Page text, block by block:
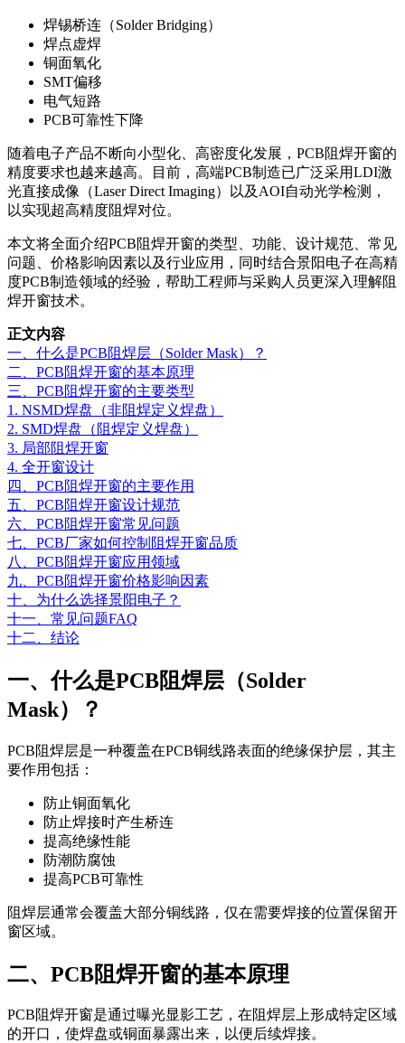
焊锡桥连（Solder Bridging）
焊点虚焊
铜面氧化
SMT偏移
电气短路
PCB可靠性下降
随着电子产品不断向小型化、高密度化发展，PCB阻焊开窗的
精度要求也越来越高。目前，高端PCB制造已广泛采用LDI激
光直接成像（Laser Direct Imaging）以及AOI自动光学检测，
以实现超高精度阻焊对位。
本文将全面介绍PCB阻焊开窗的类型、功能、设计规范、常见
问题、价格影响因素以及行业应用，同时结合景阳电子在高精
度PCB制造领域的经验，帮助工程师与采购人员更深入理解阻
焊开窗技术。
正文内容
一、什么是PCB阻焊层（Solder Mask）？
二、PCB阻焊开窗的基本原理
三、PCB阻焊开窗的主要类型
1. NSMD焊盘（非阻焊定义焊盘）
2. SMD焊盘（阻焊定义焊盘）
3. 局部阻焊开窗
4. 全开窗设计
四、PCB阻焊开窗的主要作用
五、PCB阻焊开窗设计规范
六、PCB阻焊开窗常见问题
七、PCB厂家如何控制阻焊开窗品质
八、PCB阻焊开窗应用领域
九、PCB阻焊开窗价格影响因素
十、为什么选择景阳电子？
十一、常见问题FAQ
十二、结论
一、什么是PCB阻焊层（Solder
Mask）？
PCB阻焊层是一种覆盖在PCB铜线路表面的绝缘保护层，其主
要作用包括：
防止铜面氧化
防止焊接时产生桥连
提高绝缘性能
防潮防腐蚀
提高PCB可靠性
阻焊层通常会覆盖大部分铜线路，仅在需要焊接的位置保留开
窗区域。
二、PCB阻焊开窗的基本原理
PCB阻焊开窗是通过曝光显影工艺，在阻焊层上形成特定区域
的开口，使焊盘或铜面暴露出来，以便后续焊接。